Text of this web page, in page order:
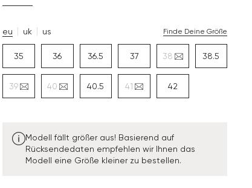
eu uk us Finde Deine Größe
35 36 36.5 37 38 38.5
39 40 40.5 41 42
Modell fällt größer aus! Basierend auf
Rücksendedaten empfehlen wir Ihnen das
Modell eine Größe kleiner zu bestellen.